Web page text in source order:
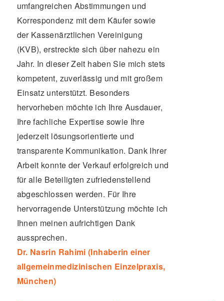
umfangreichen Abstimmungen und
Korrespondenz mit dem Käufer sowie
der Kassenärztlichen Vereinigung
(KVB), erstreckte sich über nahezu ein
Jahr. In dieser Zeit haben Sie mich stets
kompetent, zuverlässig und mit großem
Einsatz unterstützt. Besonders
hervorheben möchte ich Ihre Ausdauer,
Ihre fachliche Expertise sowie Ihre
jederzeit lösungsorientierte und
transparente Kommunikation. Dank Ihrer
Arbeit konnte der Verkauf erfolgreich und
für alle Beteiligten zufriedenstellend
abgeschlossen werden. Für Ihre
hervorragende Unterstützung möchte ich
Ihnen meinen aufrichtigen Dank
aussprechen.
Dr. Nasrin Rahimi (Inhaberin einer
allgemeinmedizinischen Einzelpraxis,
München)